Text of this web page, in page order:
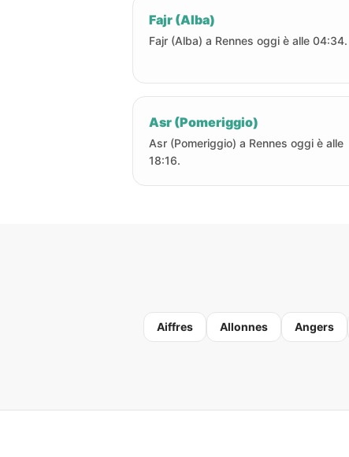
Fajr (Alba)
Fajr (Alba) a Rennes oggi è alle 04:34.
Asr (Pomeriggio)
Asr (Pomeriggio) a Rennes oggi è alle
18:16.
Aiffres Allonnes Angers